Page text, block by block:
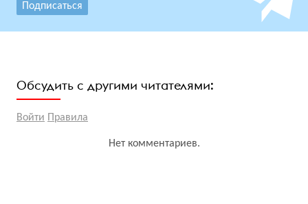
Подписаться
Обсудить с другими читателями:
Войти Правила
Нет комментариев.